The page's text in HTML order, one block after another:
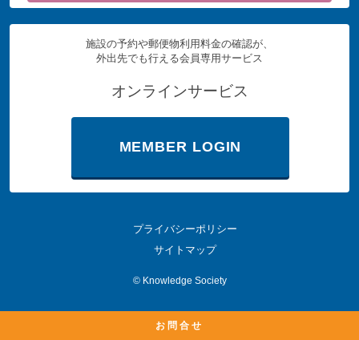
施設の予約や郵便物利用料金の確認が、
外出先でも行える会員専用サービス
オンラインサービス
MEMBER LOGIN
プライバシーポリシー
サイトマップ
© Knowledge Society
お問合せ